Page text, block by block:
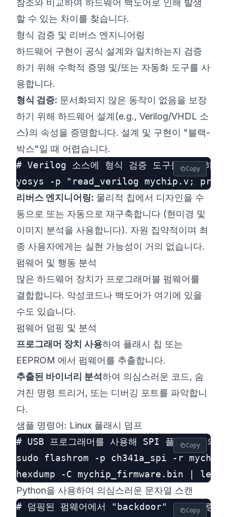
참조와 비교하여 하드웨어 백도어로 인해 발생
할 수 있는 차이를 찾습니다.
형식 검증 및 리버스 엔지니어링
하드웨어 구현이 공식 설계와 일치하는지 검증
하기 위해 수학적 증명 및/또는 자동화 도구를 사
용합니다.
형식 검증: 문서화되지 않은 동작이 없음을 보장
하기 위해 하드웨어 설계(e.g., Verilog/VHDL 소
스)의 속성을 증명합니다. 설계 및 구현이 "블랙-
박스"일 때 어렵습니다.
# Verilog 소스에 형식 검증 도구를 호출하는
Copy
리버스 엔지니어링: 물리적 칩에서 디자인을 수
동으로 또는 자동으로 재구축합니다 (현미경 및
이미지 분석을 사용합니다). 자원 집약적이며 최
종 사용자에게는 실현 가능성이 거의 없습니다.
펌웨어 및 행동 분석
많은 하드웨어 장치가 프로그래머블 펌웨어를
결합합니다. 악성코드나 백도어가 여기에 있을
수도 있습니다.
펌웨어 덤핑 및 분석
프로그래머 장치 사용하여 플래시 칩 또는
EEPROM 에서 펌웨어를 추출합니다.
추출된 바이너리 분석하여 의심스러운 코드, 숨
겨진 명령 트리거, 또는 디버깅 포트를 파악합니
다.
샘플 명령어: Linux 플래시 덤프
# USB 프로그래머를 사용해 SPI 플래시 칩의
sudo flashrom -p ch341a_spi -r
Copy
Python을 사용하여 의심스러운 문자열 스캔
# 덤핑된 펌웨어에서 "backdoor" 같은 명령
Copy